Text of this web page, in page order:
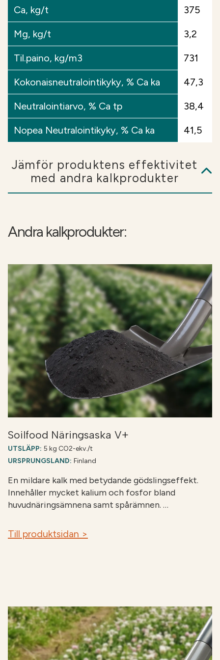
Ytterligare information:
Baserat på de utvinningar
som Soilfood har genomfört, beskriver den lösliga
fosforn (NAS-fosforn) i produktbladet omedelbart
den fosfor som är tillgänglig för växterna. Fosforn
är dock inte vattenlöslig, vilket innebär att den
inte är särskilt utlakningsbenägen. Skillnaden
mellan den totala fosforn och den lösliga fosforn
som anges i produktbladet är fosfor som frigörs
långsamt för växternas användning. En liten del av
detta är restfosfor som inte är tillgänglig för
Ca, kg/t 375
Mg, kg/t 3,2
Til.paino, kg/m3 731
Kokonaisneutralointikyky, % Ca ka 47,3
Neutralointiarvo, % Ca tp 38,4
Nopea Neutralointikyky, % Ca ka 41,5
Jämför produktens effektivitet
med andra kalkprodukter
Andra kalkprodukter:
Soilfood Näringsaska V+
UTSLÄPP: 5 kg CO2-ekv./t
URSPRUNGSLAND: Finland
En mildare kalk med betydande gödslingseffekt.
Innehåller mycket kalium och fosfor bland
huvudnäringsämnena samt spårämnen. …
Till produktsidan >